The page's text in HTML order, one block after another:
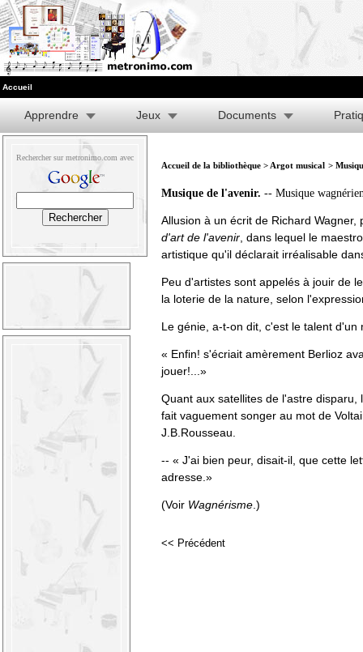
Accueil
Apprendre Jeux Documents
Rechercher sur metronimo.com avec
Accueil de la bibliothèque > Argot musical >
Musique de l'avenir. -- Musique
Allusion à un écrit de Richard
d'art de l'avenir , dans lequel le
artistique qu'il déclarait irréalisable
Peu d'artistes sont appelés à jouir de
la loterie de la nature, selon
Le génie, a-t-on dit, c'est le talent d'un
« Enfin! s'écriait amèrement Berlioz
jouer!...»
Quant aux satellites de l'astre
fait vaguement songer au mot de
J.B.Rousseau.
-- « J'ai bien peur, disait-il, que cette
adresse.»
(Voir Wagnérisme .)
<< Précédent